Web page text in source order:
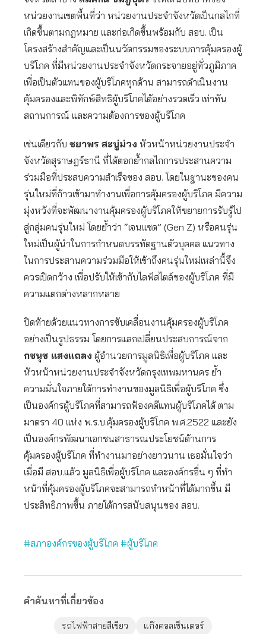
หน่วยงานเขตพื้นที่ว่า หน่วยงานประจำจังหวัดเป็นกลไกที่
เกิดขึ้นตามกฎหมาย และก่อเกิดขึ้นพร้อมกับ สอบ. เป็น
โครงสร้างสำคัญและเป็นนวัตกรรมของระบบการคุ้มครองผู้
บริโภค ที่มีหน่วยงานประจำจังหวัดกระจายอยู่ทั่วภูมิภาค
เพื่อเป็นตัวแทนของผู้บริโภคทุกด้าน สามารถดำเนินงาน
คุ้มครองและพิทักษ์สิทธิผู้บริโภคได้อย่างรวดเร็ว เท่าทัน
สถานการณ์ และความต้องการของผู้บริโภค
เช่นเดียวกับ ชยาพร สะบู่ม่วง หัวหน้าหน่วยงานประจำ
จังหวัดสุราษฎร์ธานี ที่ได้ตอกย้ำกลไกการประสานความ
ร่วมมือที่ประสบความสำเร็จของ สอบ. โดยในฐานะของคน
รุ่นใหม่ที่ก้าวเข้ามาทำงานเพื่อการคุ้มครองผู้บริโภค มีความ
มุ่งหวังที่จะพัฒนางานคุ้มครองผู้บริโภคให้ขยายการรับรู้ไป
สู่กลุ่มคนรุ่นใหม่ โดยย้ำว่า “เจนแซด” (Gen Z) หรือคนรุ่น
ใหม่เป็นผู้นำในการกำหนดบรรทัดฐานตัวบุคคล แนวทาง
ในการประสานความร่วมมือให้เข้าถึงคนรุ่นใหม่เหล่านี้จึง
ควรเปิดกว้าง เพื่อปรับให้เข้ากับไลฟ์สไตล์ของผู้บริโภค ที่มี
ความแตกต่างหลากหลาย
ปิดท้ายด้วยแนวทางการขับเคลื่อนงานคุ้มครองผู้บริโภค
อย่างเป็นรูปธรรม โดยการแลกเปลี่ยนประสบการณ์จาก
กชนุช แสงแถลง ผู้อำนวยการมูลนิธิเพื่อผู้บริโภค และ
หัวหน้าหน่วยงานประจำจังหวัดกรุงเทพมหานคร ย้ำ
ความมั่นใจภายใต้การทำงานของมูลนิธิเพื่อผู้บริโภค ซึ่ง
เป็นองค์กรผู้บริโภคที่สามารถฟ้องคดีแทนผู้บริโภคได้ ตาม
มาตรา 40 แห่ง พ.ร.บ.คุ้มครองผู้บริโภค พ.ศ.2522 และยัง
เป็นองค์กรพัฒนาเอกชนสาธารณประโยชน์ด้านการ
คุ้มครองผู้บริโภค ที่ทำงานมาอย่างยาวนาน เธอมั่นใจว่า
เมื่อมี สอบ.แล้ว มูลนิธิเพื่อผู้บริโภค และองค์กรอื่น ๆ ที่ทำ
หน้าที่คุ้มครองผู้บริโภคจะสามารถทำหน้าที่ได้มากขึ้น มี
ประสิทธิภาพขึ้น ภายใต้การสนับสนุนของ สอบ.
#สภาองค์กรของผู้บริโภค #ผู้บริโภค
คำค้นหาที่เกี่ยวข้อง
รถไฟฟ้าสายสีเขียว
แก๊งคอลเซ็นเตอร์